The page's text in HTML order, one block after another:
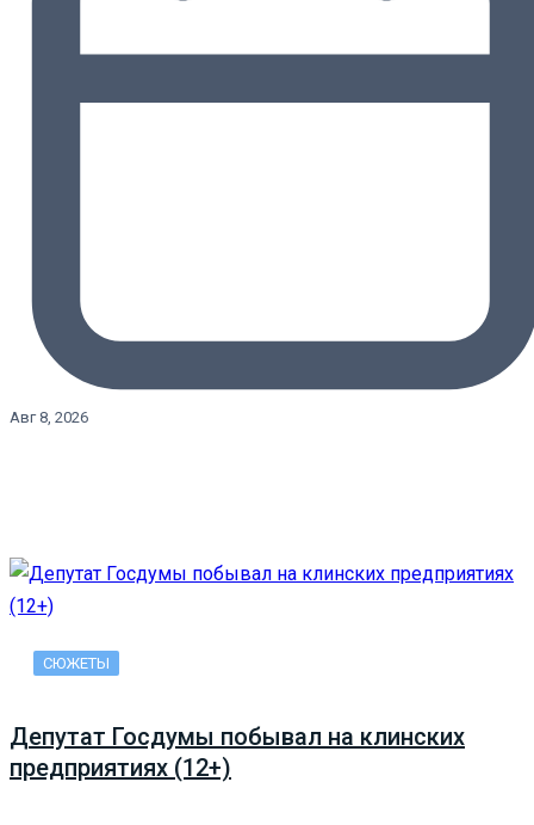
Авг 8, 2026
СЮЖЕТЫ
Депутат Госдумы побывал на клинских
предприятиях (12+)